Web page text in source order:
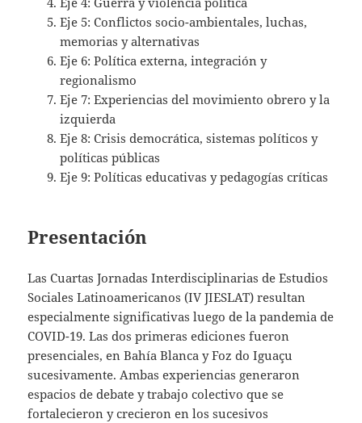
Eje 5: Conflictos socio-ambientales, luchas,
memorias y alternativas
Eje 6: Política externa, integración y
regionalismo
Eje 7: Experiencias del movimiento obrero y la
izquierda
Eje 8: Crisis democrática, sistemas políticos y
políticas públicas
Eje 9: Políticas educativas y pedagogías críticas
Presentación
Las Cuartas Jornadas Interdisciplinarias de Estudios
Sociales Latinoamericanos (IV JIESLAT) resultan
especialmente significativas luego de la pandemia de
COVID-19. Las dos primeras ediciones fueron
presenciales, en Bahía Blanca y Foz do Iguaçu
sucesivamente. Ambas experiencias generaron
espacios de debate y trabajo colectivo que se
fortalecieron y crecieron en los sucesivos